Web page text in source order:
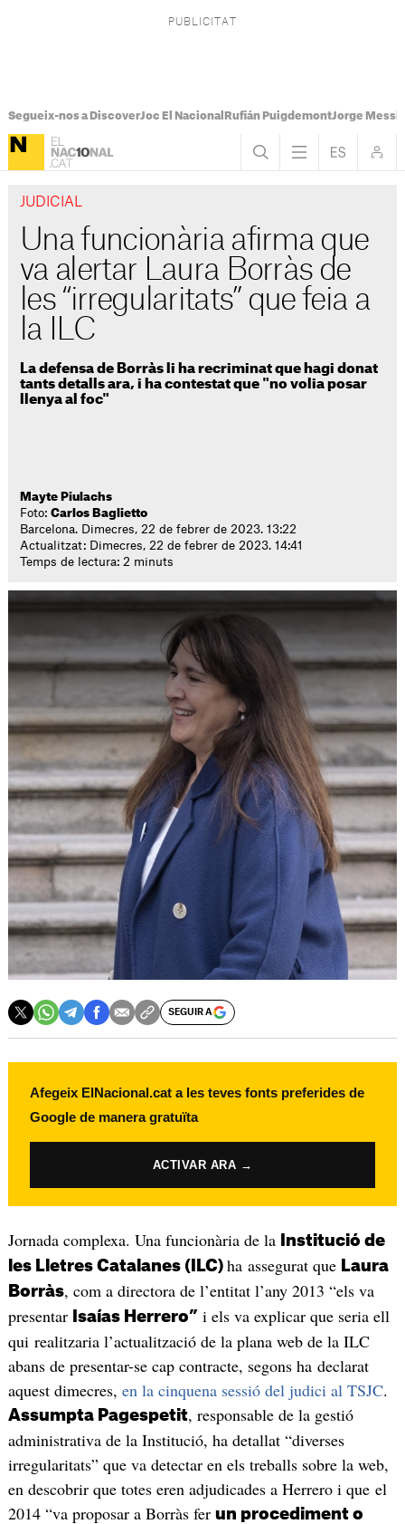
Segueix-nos a DiscoverJoc El Nacional Rufián PuigdemontJorge Messi
JUDICIAL
Una funcionària afirma que
va alertar Laura Borràs de
les “irregularitats” que feia a
la ILC
La defensa de Borràs li ha recriminat que hagi donat
tants detalls ara, i ha contestat que "no volia posar
llenya al foc"
Mayte Piulachs
Foto:Carlos Baglietto
Barcelona. Dimecres, 22 de febrer de 2023. 13:22
Actualitzat: Dimecres, 22 de febrer de 2023. 14:41
Temps de lectura: 2 minuts
SEGUIR A
Afegeix ElNacional.cat a les teves fonts preferides de
Google de manera gratuïta
ACTIVAR ARA →
Jornada complexa. Una funcionària de la
Institució de
les Lletres Catalanes (ILC) ha assegurat que Laura
Borràs, com a directora de l’entitat l’any 2013 “els va
presentar
Isaías Herrero”i els va explicar que seria ell
qui realitzaria l’actualització de la plana web de la ILC
abans de presentar-se cap contracte, segons ha declarat
aquest dimecres, en la cinquena sessió del judici al TSJC.
Assumpta Pagespetit, responsable de la gestió
administrativa de la Institució, ha detallat “diverses
irregularitats” que va detectar en els treballs sobre la web,
en descobrir que totes eren adjudicades a Herrero i que el
2014 “va proposar a Borràs fer un procediment o